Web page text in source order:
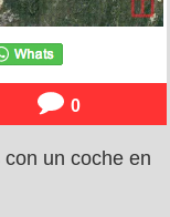
0
un coche en